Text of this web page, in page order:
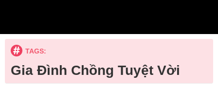
TAGS:
Gia Đình Chồng Tuyệt Vời